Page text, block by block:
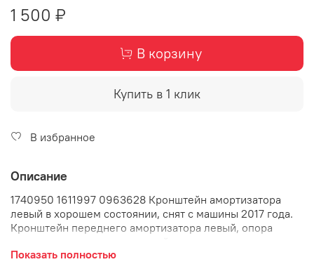
1 500 ₽
В корзину
Купить в 1 клик
В избранное
Описание
1740950 1611997 0963628 Кронштейн амортизатора
левый в хорошем состоянии, снят с машины 2017 года.
Кронштейн переднего амортизатора левый, опора
Показать полностью